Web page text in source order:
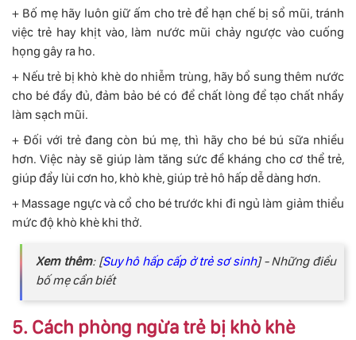
+ Bố mẹ hãy luôn giữ ấm cho trẻ để hạn chế bị sổ mũi, tránh
việc trẻ hay khịt vào, làm nước mũi chảy ngược vào cuống
họng gây ra ho.
+ Nếu trẻ bị khò khè do nhiễm trùng, hãy bổ sung thêm nước
cho bé đầy đủ, đảm bảo bé có để chất lòng để tạo chất nhầy
làm sạch mũi.
+ Đối với trẻ đang còn bú mẹ, thì hãy cho bé bú sữa nhiều
hơn. Việc này sẽ giúp làm tăng sức đề kháng cho cơ thể trẻ,
giúp đẩy lùi cơn ho, khò khè, giúp trẻ hô hấp dễ dàng hơn.
+ Massage ngực và cổ cho bé trước khi đi ngủ làm giảm thiểu
mức độ khò khè khi thở.
Xem thêm: [Suy hô hấp cấp ở trẻ sơ sinh] - Những điều
bố mẹ cần biết
5. Cách phòng ngừa trẻ bị khò khè